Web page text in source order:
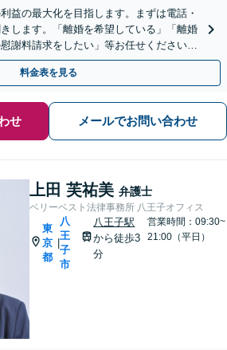
益の最大化を目指します。まずは電話・
します。「離婚を希望している」「離婚
謝料請求をしたい」等お任せください。
料金表を見る
せ メールでお問い合わせ
上田 芙祐美 弁護士
ベリーベスト法律事務所 八王子オフィス
東
京
都
|
八
王
子
市
八王子駅
から徒歩3
分
営業時間：09:30~
21:00（平日）